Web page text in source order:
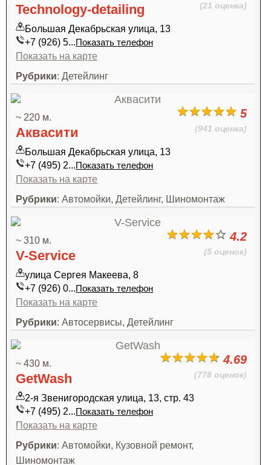
(21 оценка)
Technology-detailing
Большая Декабрьская улица, 13
+7 (926) 5...Показать телефон
Показать на карте
Рубрики: Детейлинг
5
(941 оценка)
~ 220 м.
Аквасити
Большая Декабрьская улица, 13
+7 (495) 2...Показать телефон
Показать на карте
Рубрики: Автомойки, Детейлинг, Шиномонтаж
4.2
(5 оценок)
~ 310 м.
V-Service
улица Сергея Макеева, 8
+7 (926) 0...Показать телефон
Показать на карте
Рубрики: Автосервисы, Детейлинг
4.69
(778 оценок)
~ 430 м.
GetWash
2-я Звенигородская улица, 13, стр. 43
+7 (495) 2...Показать телефон
Показать на карте
Рубрики: Автомойки, Кузовной ремонт,
Шиномонтаж